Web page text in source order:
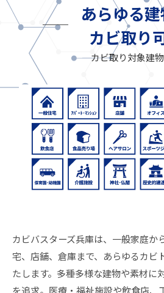
あらゆる
カビ取り
カビ取り対象建
カビバスターズ兵庫は、一般家庭か
宅、店舗、倉庫まで、あらゆるカビ
たします。多種多様な建物や素材に
を追求。医療・福祉施設や飲食店、